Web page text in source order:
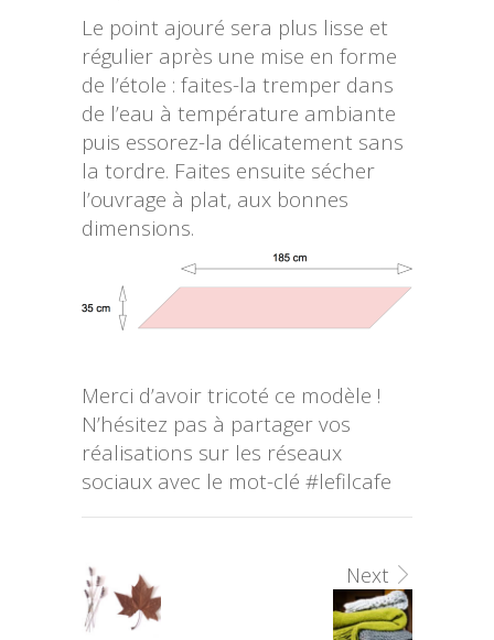
Le point ajouré sera plus lisse et
régulier après une mise en forme
de l’étole : faites-la tremper dans
de l’eau à température ambiante
puis essorez-la délicatement sans
la tordre. Faites ensuite sécher
l’ouvrage à plat, aux bonnes
dimensions.
Merci d’avoir tricoté ce modèle !
N’hésitez pas à partager vos
réalisations sur les réseaux
sociaux avec le mot-clé #lefilcafe
Next